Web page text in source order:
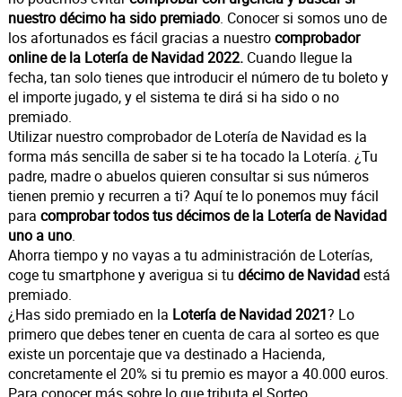
nuestro décimo ha sido premiado. Conocer si somos uno de
los afortunados es fácil gracias a nuestrocomprobador
online de la Lotería de Navidad 2022.Cuando llegue la
fecha, tan solo tienes que introducir el número de tu boleto y
el importe jugado, y el sistema te dirá si ha sido o no
premiado.
Utilizar nuestro comprobador de Lotería de Navidad es la
forma más sencilla de saber si te ha tocado la Lotería. ¿Tu
padre, madre o abuelos quieren consultar si sus números
tienen premio y recurren a ti? Aquí te lo ponemos muy fácil
para comprobar todos tus décimos de la Lotería de Navidad
uno a uno.
Ahorra tiempo y no vayas a tu administración de Loterías,
coge tu smartphone y averigua si tu décimo de Navidadestá
premiado.
¿Has sido premiado en la Lotería de Navidad 2021? Lo
primero que debes tener en cuenta de cara al sorteo es que
existe un porcentaje que va destinado a Hacienda,
concretamente el 20% si tu premio es mayor a 40.000 euros.